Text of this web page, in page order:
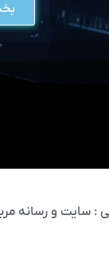
: سایت و رسانه